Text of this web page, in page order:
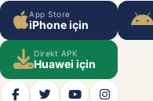
App Store
iPhone için
Direkt APK
Huawei için